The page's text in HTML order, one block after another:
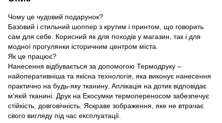
Чому це чудовий подарунок?
Базовий і стильний шоппер з крутим і принтом, що говорить
сам для себе. Корисний як для походів у магазин, так і для
модної прогулянки історичним центром міста.
Як це працює?
Нанесення відбувається за допомогою Термодруку –
найоперативніша та якісна технологія, яка виконує нанесення
практично на будь-яку тканину. Аплікація на дотик відповідає
м'якій тканині. Друк на Екосумки термопереносом забезпечує
стійкість, довговічність. Яскраве зображення, яке не втрачає
свого вигляду під час експлуатації.